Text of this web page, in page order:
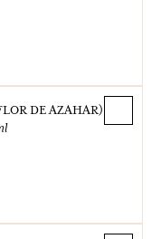
DE AZAHAR)